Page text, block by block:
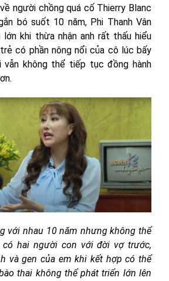
người chồng quá cố Thierry Blanc
bó suốt 10 năm, Phi Thanh Vân
khi thừa nhận anh rất thấu hiểu
có phần nông nổi của cô lúc bấy
vẫn không thể tiếp tục đồng hành
với nhau 10 năm nhưng không thể
hai người con với đời vợ trước,
và gen của em khi kết hợp có thể
thai không thể phát triển lớn lên